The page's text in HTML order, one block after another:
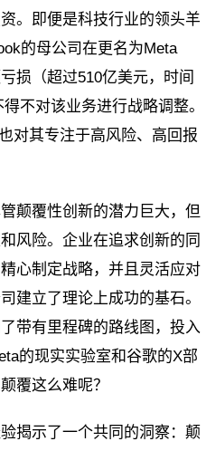
。即便是科技行业的领头羊
的母公司在更名为Meta
损（超过510亿美元，时间
不对该业务进行战略调整。
对其专注于高风险、高回报
颠覆性创新的潜力巨大，但
风险。企业在追求创新的同
心制定战略，并且灵活应对
建立了理论上成功的基石。
带有里程碑的路线图，投入
的现实实验室和谷歌的X部
覆这么难呢？
揭示了一个共同的洞察：颠